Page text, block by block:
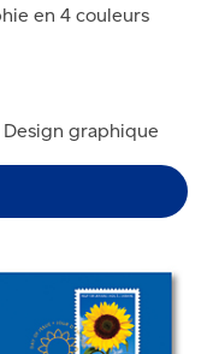
en 4 couleurs
Design graphique